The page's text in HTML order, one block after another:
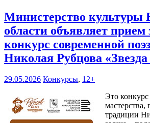
Министерство культуры
области объявляет прием
конкурс современной
Николая Рубцова «Звезда
29.05.2026 Конкурсы, 12+
Это конкурс
традиции